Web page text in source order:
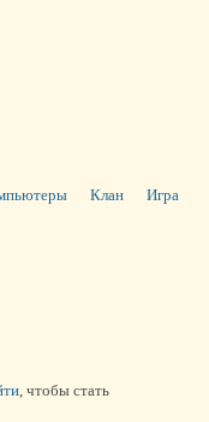
Клан Игра
, чтобы стать